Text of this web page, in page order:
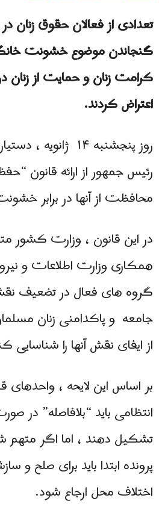
تعدادی از فعالان حقوق زنان در
گنجاندن موضوع خشونت
کرامت زنان و حمایت از زنان
اعتراض کردند.
روز پنجشنبه ۱۴
رئیس جمهور از ارائه قانون
محافظت از آنها در برابر
در این قانون ، وزارت کشور
همکاری وزارت اطلاعات و
گروه های فعال در تضعیف
جامعه و پاکدامنی زنان
از ایفای نقش آنها را شناسایی
بر اساس این لایحه ،
انتظامی باید “بلافاصله” در
تشکیل دهند ، اما اگر متهم
پرونده ابتدا باید برای صلح
اختلاف محل ارجاع شود.